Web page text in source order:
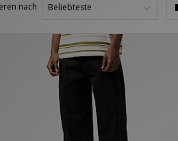
nach